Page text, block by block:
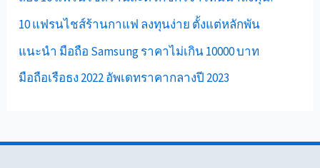
10 แฟรนไชส์ร้านกาแฟ ลงทุนง่าย ตั้งแต่หลักพัน
แนะนำ มือถือ Samsung ราคาไม่เกิน 10000 บาท
มือถือเรือธง 2022 อัพเดทราคากลางปี 2023